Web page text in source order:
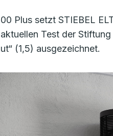
Plus setzt STIEBEL
Test der
(1,5) ausgezeichnet.